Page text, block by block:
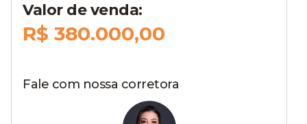
Valor de venda:
R$ 380.000,00
Fale com nossa corretora